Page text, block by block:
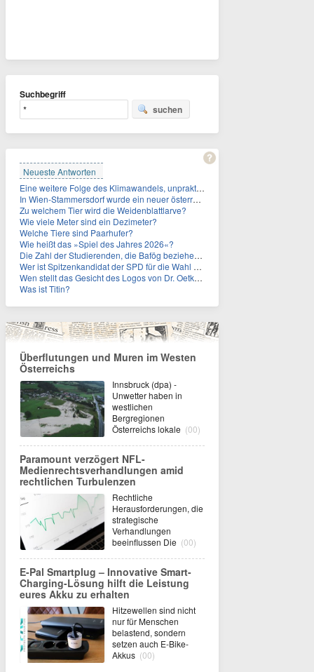
Suchbegriff
suchen
Neueste Antworten
Eine weitere Folge des Klimawandels, unpraktisch für Urlauber: Wo fehlt mittlerweile sogar das Trinkwasser?
In Wien-Stammersdorf wurde ein neuer österreichischer Temperaturrekord gemessen. Wie hoch war die Temperatur?
Zu welchem Tier wird die Weidenblattlarve?
Wie viele Meter sind ein Dezimeter?
Welche Tiere sind Paarhufer?
Wie heißt das »Spiel des Jahres 2026«?
Die Zahl der Studierenden, die Bafög beziehen, sinkt. Woran liegt das?
Wer ist Spitzenkandidat der SPD für die Wahl zum Berliner Abgeordnetenhaus im September 2026?
Wen stellt das Gesicht des Logos von Dr. Oetker dar?
Was ist Titin?
Überflutungen und Muren im Westen
Österreichs
Innsbruck (dpa) -
Unwetter haben in
westlichen
Bergregionen
Österreichs lokale (00)
Paramount verzögert NFL-
Medienrechtsverhandlungen amid
rechtlichen Turbulenzen
Rechtliche
Herausforderungen, die
strategische
Verhandlungen
beeinflussen Die (00)
E-Pal Smartplug – Innovative Smart-
Charging-Lösung hilft die Leistung
eures Akku zu erhalten
Hitzewellen sind nicht
nur für Menschen
belastend, sondern
setzen auch E-Bike-
Akkus (00)